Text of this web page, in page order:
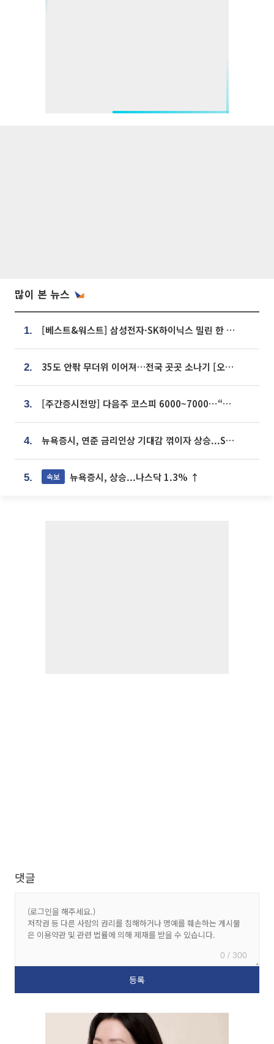
많이 본 뉴스
1. [베스트&워스트] 삼성전자·SK하이닉스 밀린 한 주…상상인증권은 85% 급등
2. 35도 안팎 무더위 이어져…전국 곳곳 소나기 [오늘 날씨]
3. [주간증시전망] 다음주 코스피 6000~7000⋯“外人 수급은 정책이 변수”
4. 뉴욕증시, 연준 금리인상 기대감 꺾이자 상승...S&P500 사상 최고치 [종합]
5. 속보 뉴욕증시, 상승...나스닥 1.3% ↑
댓글
0 / 300